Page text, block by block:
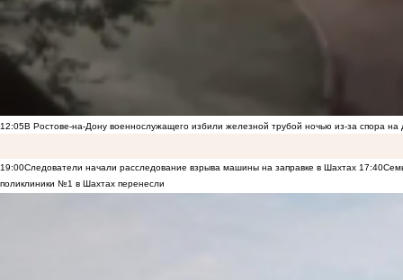
12:05В Ростове-на-Дону военнослужащего избили железной трубой ночью из-за спора на
19:00Следователи начали расследование взрыва машины на заправке в Шахтах 17:40
поликлиники №1 в Шахтах перенесли